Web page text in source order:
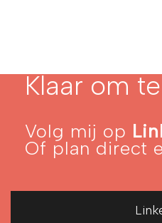
Klaar om
Volg mij op
Of plan direct